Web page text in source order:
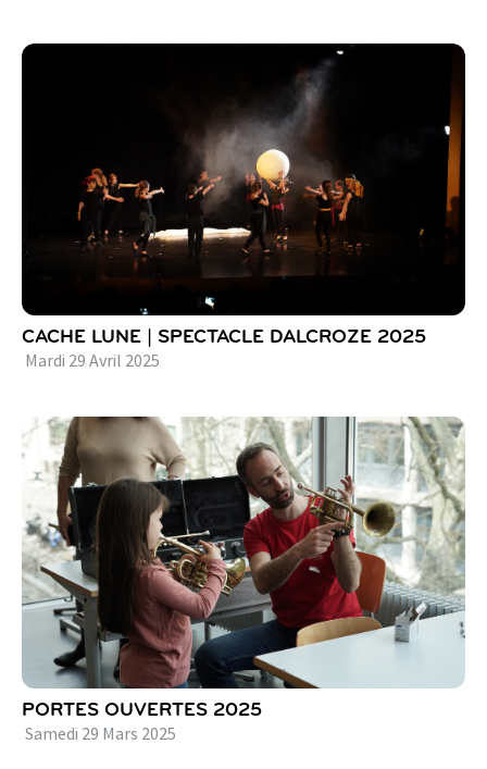
CACHE LUNE | SPECTACLE DALCROZE 2025
Mardi 29 Avril 2025
PORTES OUVERTES 2025
Samedi 29 Mars 2025